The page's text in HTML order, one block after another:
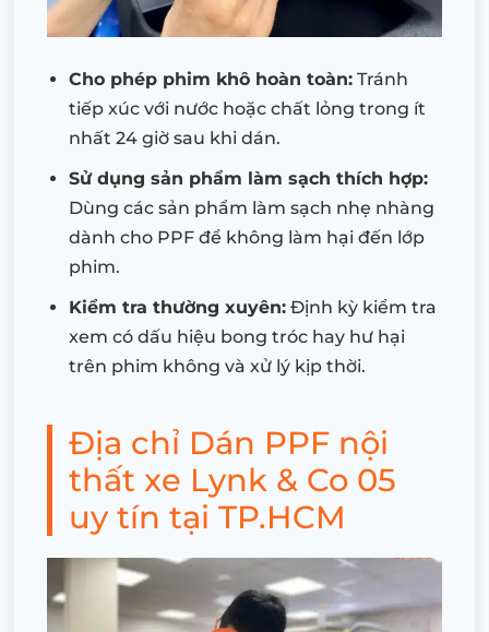
Cho phép phim khô hoàn toàn: Tránh
tiếp xúc với nước hoặc chất lỏng trong ít
nhất 24 giờ sau khi dán.
Sử dụng sản phẩm làm sạch thích hợp:
Dùng các sản phẩm làm sạch nhẹ nhàng
dành cho PPF để không làm hại đến lớp
phim.
Kiểm tra thường xuyên: Định kỳ kiểm tra
xem có dấu hiệu bong tróc hay hư hại
trên phim không và xử lý kịp thời.
Địa chỉ Dán PPF nội
thất xe Lynk & Co 05
uy tín tại TP.HCM